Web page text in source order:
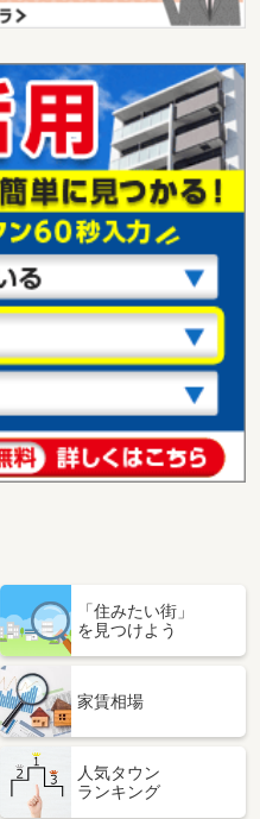
「住みたい街」
を見つけよう
家賃相場
人気タウン
ランキング